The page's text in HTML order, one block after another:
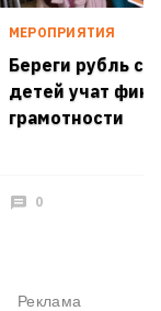
МЕРОПРИЯТИЯ
Береги рубль
детей учат
грамотности
0
Реклама